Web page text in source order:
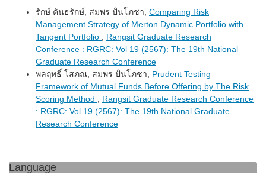
รักษ์ คันธรักษ์, สมพร ปั่นโภชา, Comparing Risk
Management Strategy of Merton Dynamic Portfolio with
Tangent Portfolio
Rangsit Graduate Research
Conference : RGRC: Vol 19 (2567): The 19th National
Graduate Research Conference
พลฤทธิ์ โสภณ, สมพร ปั่นโภชา, Prudent Testing
Framework of Mutual Funds Before Offering by The Risk
Scoring Method
Rangsit Graduate Research Conference
: RGRC: Vol 19 (2567): The 19th National Graduate
Research Conference
Language